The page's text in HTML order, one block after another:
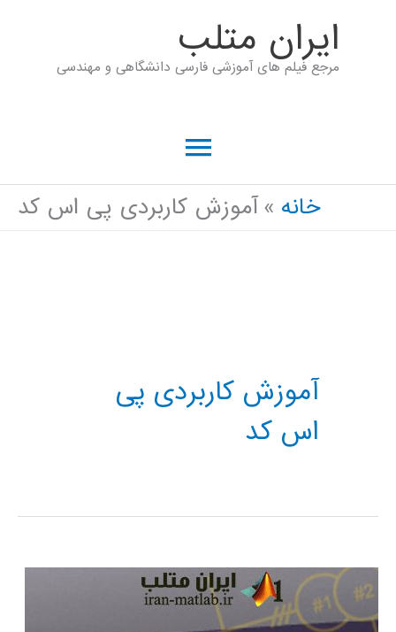
ايران متلب
مرجع فیلم های آموزشی فارسی دانشگاهی و مهندسی
فهرست
اصلی
خانه آموزش کاربردی پی اس کد
آموزش کاربردی پی
اس کد